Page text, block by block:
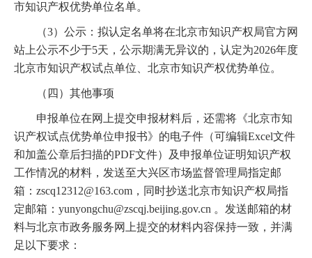
市知识产权优势单位名单。
（3）公示：拟认定名单将在北京市知识产权局官方网
站上公示不少于5天，公示期满无异议的，认定为2026年度
北京市知识产权试点单位、北京市知识产权优势单位。
（四）其他事项
申报单位在网上提交申报材料后，还需将《北京市知
识产权试点优势单位申报书》的电子件（可编辑Excel文件
和加盖公章后扫描的PDF文件）及申报单位证明知识产权
工作情况的材料，发送至大兴区市场监督管理局指定邮
箱：zscq12312@163.com，同时抄送北京市知识产权局指
定邮箱：yunyongchu@zscqj.beijing.gov.cn 。发送邮箱的材
料与北京市政务服务网上提交的材料内容保持一致，并满
足以下要求：